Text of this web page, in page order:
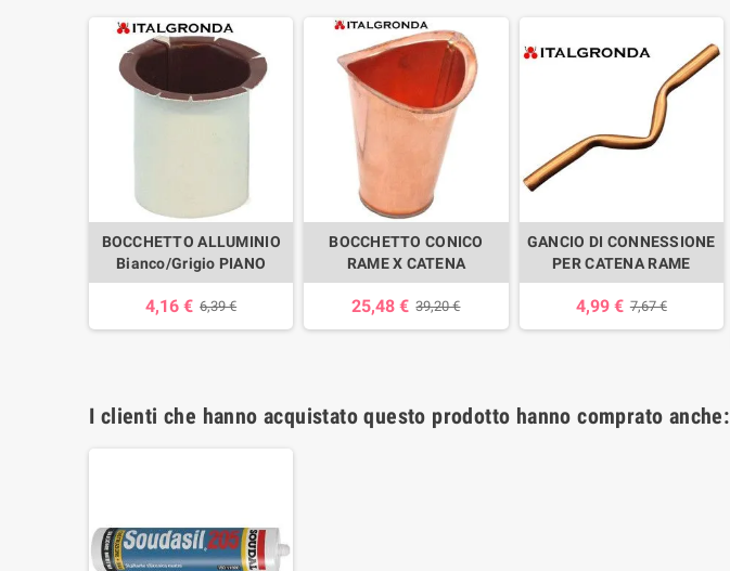
BOCCHETTO ALLUMINIO
Bianco/Grigio PIANO
4,16 € 6,39 €
BOCCHETTO CONICO
RAME X CATENA
25,48 € 39,20 €
GANCIO DI CONNESSIONE
PER CATENA RAME
4,99 € 7,67 €
I clienti che hanno acquistato questo prodotto hanno comprato anche: